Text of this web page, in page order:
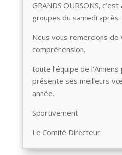
GRANDS OURSONS,
groupes du samedi
Nous vous remercions de
compréhension.
toute l’équipe de
présente ses meilleurs
année.
Sportivement
Le Comité Directeur